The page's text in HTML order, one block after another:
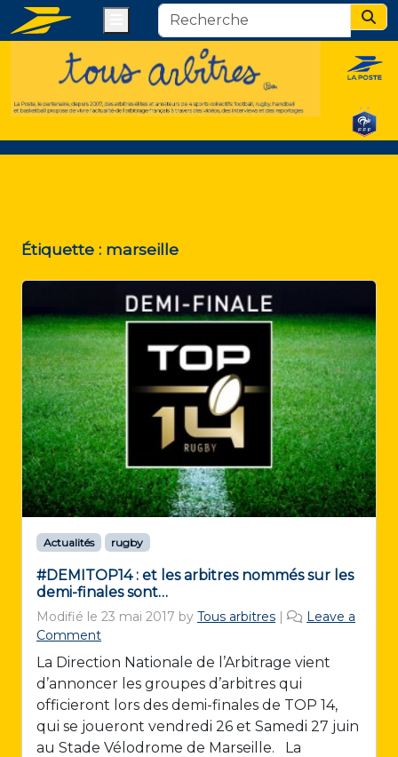
Étiquette : marseille
Actualités rugby
#DEMITOP14 : et les arbitres nommés sur les
demi-finales sont…
Modifié le 23 mai 2017 by Tous arbitres |
Leave a
Comment
La Direction Nationale de l’Arbitrage vient
d’annoncer les groupes d’arbitres qui
officieront lors des demi-finales de TOP 14,
qui se joueront vendredi 26 et Samedi 27 juin
au Stade Vélodrome de Marseille. La